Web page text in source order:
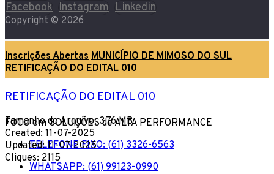
FOCO em SOLUÇÕES de ALTA PERFORMANCE
TELEFONE FIXO: (61) 3326-6563
WHATSAPP: (61) 99123-0990
Facebook Instagram Linkedin
Copyright © 2026
Inscrições Abertas MUNICÍPIO DE MIMOSO DO SUL
RETIFICAÇÃO DO EDITAL 010
RETIFICAÇÃO DO EDITAL 010
Tamanho do Arquivo: 3.76 MB
Created: 11-07-2025
Updated: 11-07-2025
Cliques: 2115